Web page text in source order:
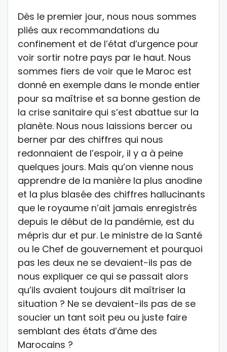
Dès le premier jour, nous nous sommes
pliés aux recommandations du
confinement et de l’état d’urgence pour
voir sortir notre pays par le haut. Nous
sommes fiers de voir que le Maroc est
donné en exemple dans le monde entier
pour sa maîtrise et sa bonne gestion de
la crise sanitaire qui s’est abattue sur la
planète. Nous nous laissions bercer ou
berner par des chiffres qui nous
redonnaient de l’espoir, il y a à peine
quelques jours. Mais qu’on vienne nous
apprendre de la manière la plus anodine
et la plus blasée des chiffres hallucinants
que le royaume n’ait jamais enregistrés
depuis le début de la pandémie, est du
mépris dur et pur. Le ministre de la Santé
ou le Chef de gouvernement et pourquoi
pas les deux ne se devaient-ils pas de
nous expliquer ce qui se passait alors
qu’ils avaient toujours dit maîtriser la
situation ? Ne se devaient-ils pas de se
soucier un tant soit peu ou juste faire
semblant des états d’âme des
Marocains ?